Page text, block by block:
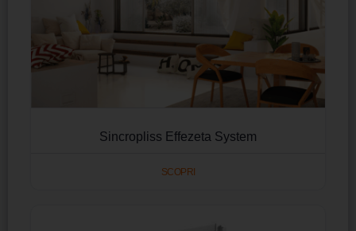
Sincropliss Effezeta System
SCOPRI